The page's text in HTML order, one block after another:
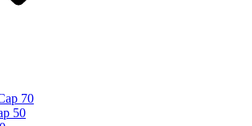
70
50